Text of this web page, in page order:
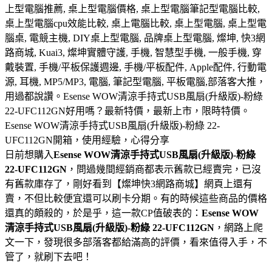
上型電腦推薦, 桌上型電腦價格, 桌上型電腦筆記型電腦比較,
桌上型電腦cpu效能比較, 桌上電腦比較, 桌上型電腦, 桌上型電
腦桌, 電競主機, DIY桌上型電腦, 品牌桌上型電腦, 燦坤, 快3網
路商城, Kuai3, 燦坤實體守護, 手機, 智慧型手機, 一般手機, 穿
戴裝置, 手機/平板保護週邊, 手機/平板配件, Apple配件, 行動電
源, 耳機, MP5/MP3, 電腦, 筆記型電腦, 平板電腦,部落客大推，
用過都說讚。Esense WOW清涼手持式USB風扇(升級版)-粉綠
22-UFC112GN好用嗎？最新特價，最新上市，限時特價。
Esense WOW清涼手持式USB風扇(升級版)-粉綠 22-
UFC112GN開箱，使用經驗，心得分享
日前想購入Esense WOW清涼手持式USB風扇(升級版)-粉綠
22-UFC112GN ，問過幾間經銷商都表示舊款已經賣完，已沒
有舊款庫存了，剛好看到【燦坤快3網路商城】網頁上還有
賣，不但比較便宜還可以刷卡分期。有的時候這些商品的價格
還真的頗殺的，於是乎，這一款CP值破表的： Esense WOW
清涼手持式USB風扇(升級版)-粉綠 22-UFC112GN ，網路上爬
文一下，發現很多部落客都給滿高的評價，看來值得入手，不
管了，就刷下去吧！